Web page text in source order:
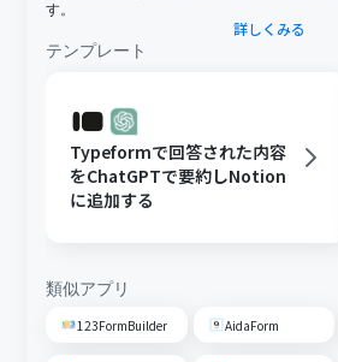
す。
詳しくみる
テンプレート
Typeformで回答された内容
をChatGPTで要約しNotion
に追加する
類似アプリ
123FormBuilder AidaForm